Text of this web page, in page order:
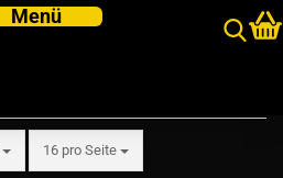
16 pro Seite
pro Seite